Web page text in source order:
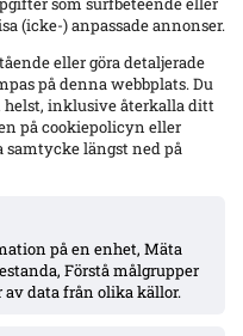
(icke-) anpassade annonser.
eller göra detaljerade
på denna webbplats. Du
inklusive återkalla ditt
på cookiepolicyn eller
längst ned på
på en enhet, Mäta
Förstå målgrupper
data från olika källor.
Ullevi
för Brighton – 30 min i 3–0 mot
Gustav Friberg klar för
2029